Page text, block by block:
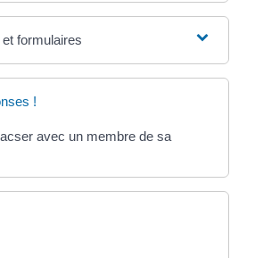
formulaires
!
avec un membre de sa